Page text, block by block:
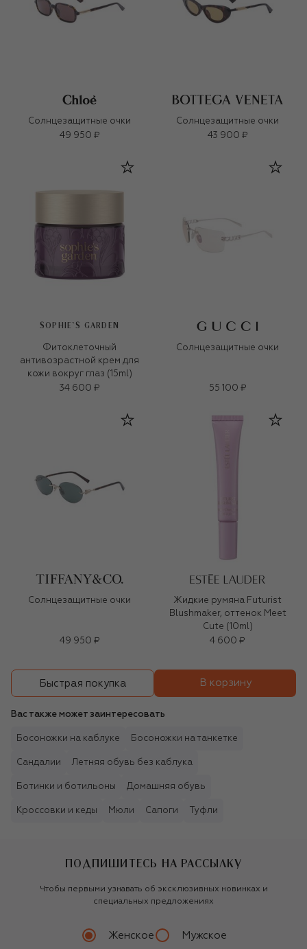
Солнцезащитные очки
49 950 ₽
Солнцезащитные очки
43 900 ₽
SOPHIE`S GARDEN
Фитоклеточный
антивозрастной крем для
кожи вокруг глаз (15ml)
34 600 ₽
Солнцезащитные очки
55 100 ₽
Солнцезащитные очки
49 950 ₽
Жидкие румяна Futurist
Blushmaker, оттенок Meet
Cute (10ml)
4 600 ₽
Быстрая покупка В корзину
Вас также может заинтересовать
Босоножки на каблуке Босоножки на танкетке
Сандалии Летняя обувь без каблука
Ботинки и ботильоны Домашняя обувь
Кроссовки и кеды Мюли Сапоги Туфли
ПОДПИШИТЕСЬ НА РАССЫЛКУ
Чтобы первыми узнавать об эксклюзивных новинках и
специальных предложениях
Женское Мужское